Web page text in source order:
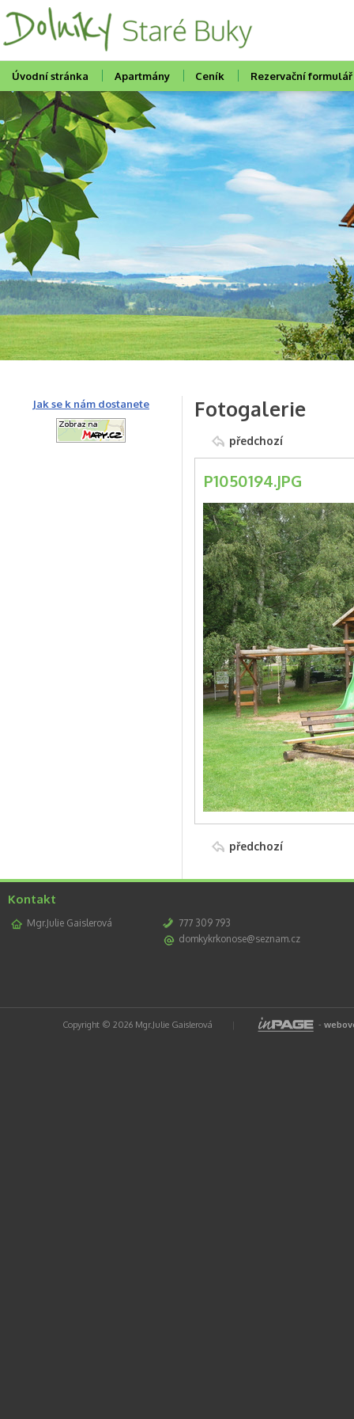
Úvodní stránka Apartmány Ceník Rezervační formulář
Fotogalerie
předchozí
P1050194.JPG
předchozí
Jak se k nám dostanete
Kontakt
Mgr.Julie Gaislerová
777 309 793
domkykrkonose@seznam.cz
Copyright © 2026 Mgr.Julie Gaislerová | -